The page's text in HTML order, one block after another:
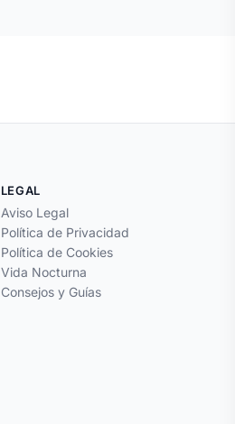
LEGAL
Aviso Legal
Política de Privacidad
Política de Cookies
Vida Nocturna
Consejos y Guías